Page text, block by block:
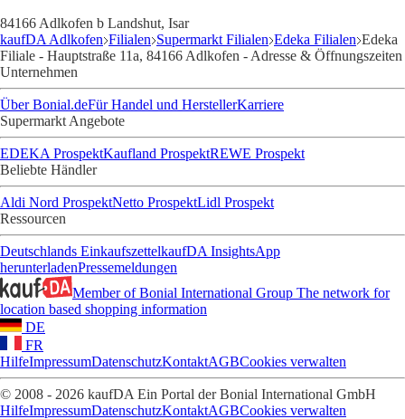
84166 Adlkofen b Landshut, Isar
kaufDA Adlkofen Filialen Supermarkt Filialen Edeka Filialen Edeka
Filiale - Hauptstraße 11a, 84166 Adlkofen - Adresse & Öffnungszeiten
Unternehmen
Über Bonial.deFür Handel und HerstellerKarriere
Supermarkt Angebote
EDEKA ProspektKaufland ProspektREWE Prospekt
Beliebte Händler
Aldi Nord ProspektNetto ProspektLidl Prospekt
Ressourcen
Deutschlands EinkaufszettelkaufDA InsightsApp
herunterladenPressemeldungen
Member of Bonial International Group The network for
location based shopping information
DE
FR
HilfeImpressumDatenschutzKontaktAGBCookies verwalten
© 2008 - 2026 kaufDA Ein Portal der Bonial International GmbH
HilfeImpressumDatenschutzKontaktAGBCookies verwalten